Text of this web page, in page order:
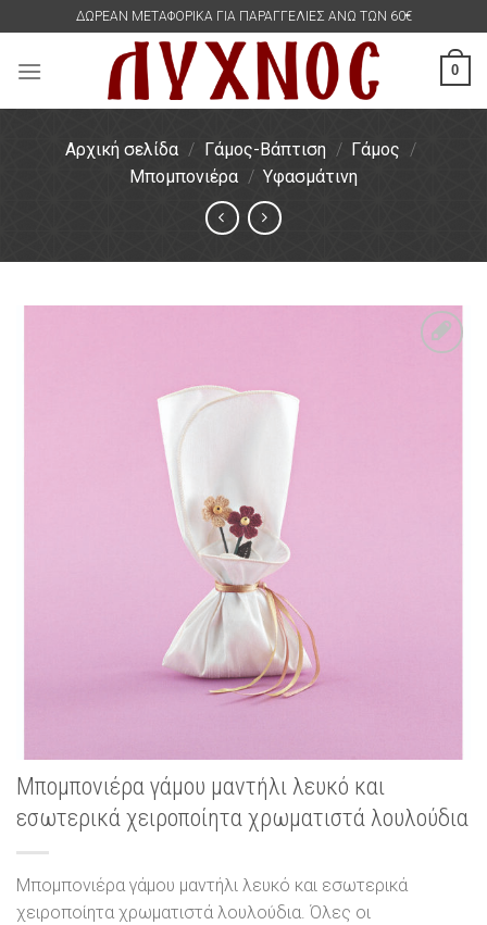
content
ΔΩΡΕΑΝ ΜΕΤΑΦΟΡΙΚΑ ΓΙΑ ΠΑΡΑΓΓΕΛΙΕΣ ΑΝΩ ΤΩΝ 60€
0
Αρχική σελίδα / Γάμος-Βάπτιση / Γάμος /
Μπομπονιέρα / Υφασμάτινη
Μπομπονιέρα γάμου μαντήλι λευκό και
εσωτερικά χειροποίητα χρωματιστά λουλούδια
Μπομπονιέρα γάμου μαντήλι λευκό και εσωτερικά
χειροποίητα χρωματιστά λουλούδια. Όλες οι